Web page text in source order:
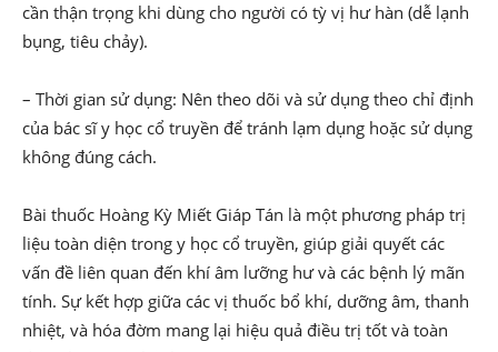
cần thận trọng khi dùng cho người có tỳ vị hư hàn (dễ lạnh
bụng, tiêu chảy).
– Thời gian sử dụng: Nên theo dõi và sử dụng theo chỉ định
của bác sĩ y học cổ truyền để tránh lạm dụng hoặc sử dụng
không đúng cách.
Bài thuốc Hoàng Kỳ Miết Giáp Tán là một phương pháp trị
liệu toàn diện trong y học cổ truyền, giúp giải quyết các
vấn đề liên quan đến khí âm lưỡng hư và các bệnh lý mãn
tính. Sự kết hợp giữa các vị thuốc bổ khí, dưỡng âm, thanh
nhiệt, và hóa đờm mang lại hiệu quả điều trị tốt và toàn